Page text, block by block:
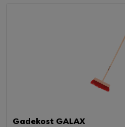
Gadekost GALAX